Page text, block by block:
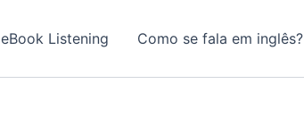
eBook Listening Como se fala em inglês?